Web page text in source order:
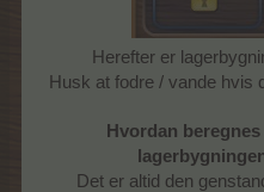
Herefter er
Husk at fodre / vande hvis
Hvordan
Det er altid den